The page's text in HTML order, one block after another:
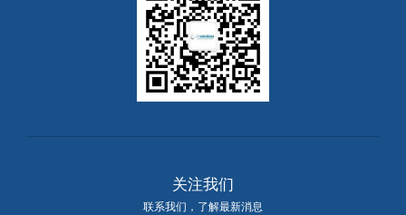
关注我们
联系我们，了解最新消息